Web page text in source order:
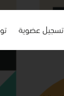
تسجيل عضوية